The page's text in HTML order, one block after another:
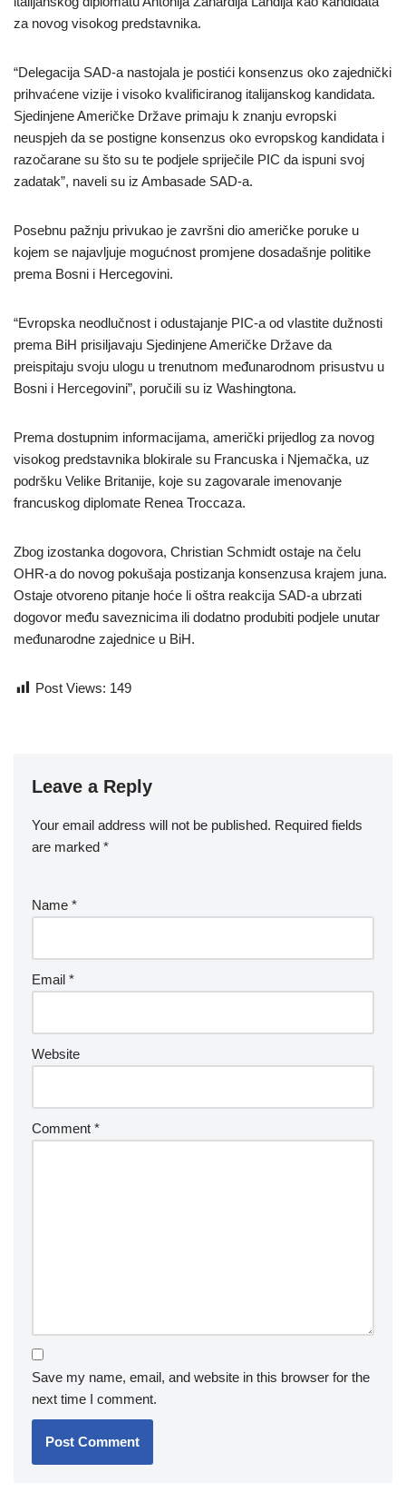
za novog visokog predstavnika.
“Delegacija SAD-a nastojala je postići konsenzus oko zajednički
prihvaćene vizije i visoko kvalificiranog italijanskog kandidata.
Sjedinjene Američke Države primaju k znanju evropski
neuspjeh da se postigne konsenzus oko evropskog kandidata i
razočarane su što su te podjele spriječile PIC da ispuni svoj
zadatak”, naveli su iz Ambasade SAD-a.
Posebnu pažnju privukao je završni dio američke poruke u
kojem se najavljuje mogućnost promjene dosadašnje politike
prema Bosni i Hercegovini.
“Evropska neodlučnost i odustajanje PIC-a od vlastite dužnosti
prema BiH prisiljavaju Sjedinjene Američke Države da
preispitaju svoju ulogu u trenutnom međunarodnom prisustvu u
Bosni i Hercegovini”, poručili su iz Washingtona.
Prema dostupnim informacijama, američki prijedlog za novog
visokog predstavnika blokirale su Francuska i Njemačka, uz
podršku Velike Britanije, koje su zagovarale imenovanje
francuskog diplomate Renea Troccaza.
Zbog izostanka dogovora, Christian Schmidt ostaje na čelu
OHR-a do novog pokušaja postizanja konsenzusa krajem juna.
Ostaje otvoreno pitanje hoće li oštra reakcija SAD-a ubrzati
dogovor među saveznicima ili dodatno produbiti podjele unutar
međunarodne zajednice u BiH.
Post Views: 149
Leave a Reply
Your email address will not be published. Required fields
are marked *
Name *
Email *
Website
Comment *
Save my name, email, and website in this browser for the
next time I comment.